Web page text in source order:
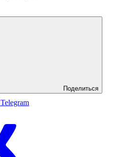
Поделиться
Telegram